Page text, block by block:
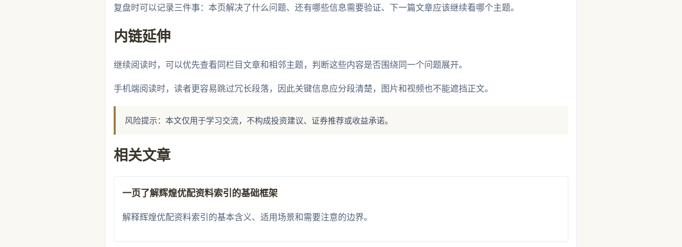
复盘时可以记录三件事：本页解决了什么问题、还有哪些信息需要验证、下一篇文章应该继续看哪个主题。
内链延伸
继续阅读时，可以优先查看同栏目文章和相邻主题，判断这些内容是否围绕同一个问题展开。
手机端阅读时，读者更容易跳过冗长段落，因此关键信息应分段清楚，图片和视频也不能遮挡正文。
风险提示：本文仅用于学习交流，不构成投资建议、证券推荐或收益承诺。
相关文章
一页了解辉煌优配资料索引的基础框架
解释辉煌优配资料索引的基本含义、适用场景和需要注意的边界。